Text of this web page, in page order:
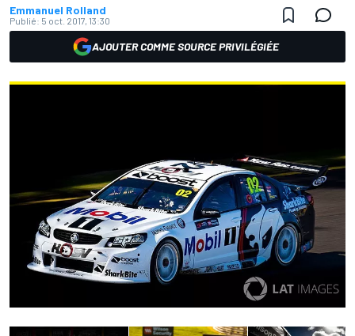
Emmanuel Rolland
Publié: 5 oct. 2017, 13:30
AJOUTER COMME SOURCE PRIVILÉGIÉE